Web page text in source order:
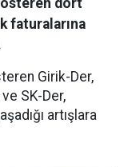
dört
faturalarına
Girik-Der,
SK-Der,
artışlara